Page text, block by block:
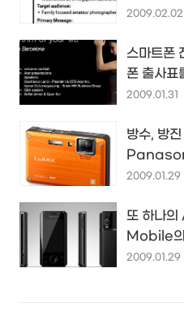
2009.02.02
스마트폰
폰 출사표
2009.01.31
방수, 방
2009.01.29
또 하나
Mobile
2009.01.29